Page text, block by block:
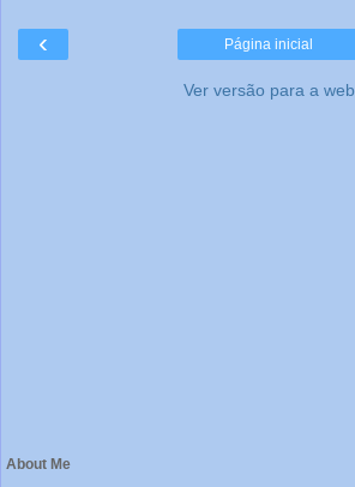
‹ Página inicial
Ver versão para a web
About Me